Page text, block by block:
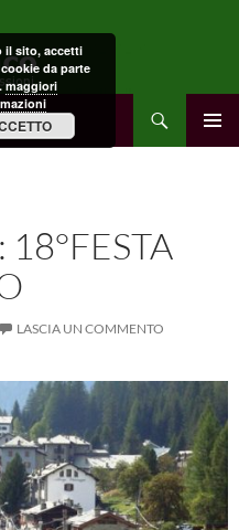
LASCIA UN COMMENTO
il sito, accetti
da parte
maggiori